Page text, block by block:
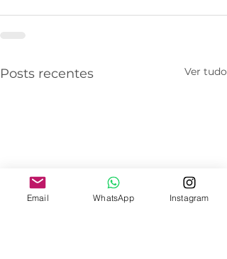
Posts recentes Ver tudo
Email WhatsApp Instagram